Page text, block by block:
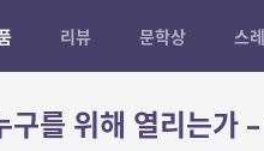
리뷰 문학상 스
구를 위해 열리는가